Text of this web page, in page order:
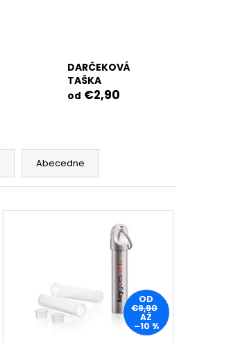
DARČEKOVÁ
TAŠKA
od €2,90
Abecedne
OD
€9,90
AŽ
–10 %